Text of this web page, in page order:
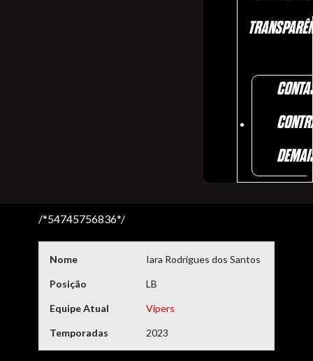
/*54745756836*/
Nome Iara Rodrigues dos Santos
Posição LB
Equipe Atual Vipers
Temporadas 2023